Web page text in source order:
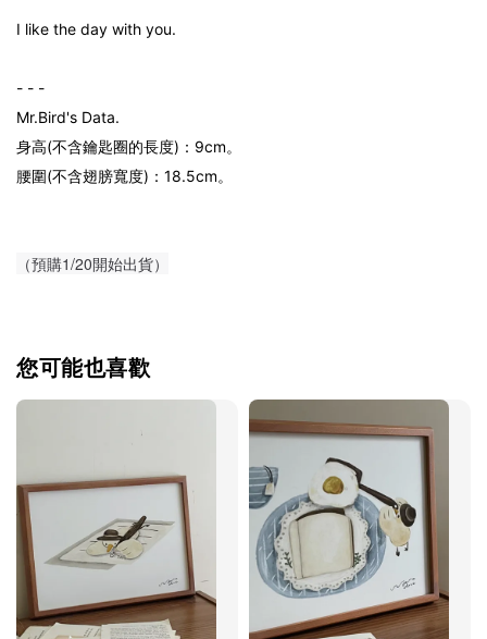
I like the day with you.
- - -
Mr.Bird's Data.
身高(不含鑰匙圈的長度)：9cm。
腰圍(不含翅膀寬度)：18.5cm。
（預購1/20開始出貨）
您可能也喜歡